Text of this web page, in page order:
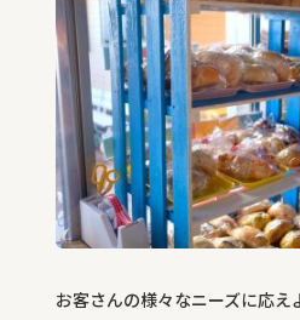
お客さんの様々なニーズに応